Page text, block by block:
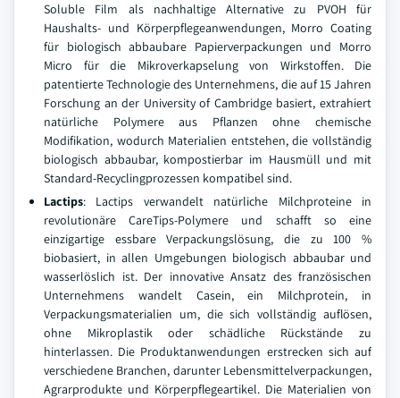
Soluble Film als nachhaltige Alternative zu PVOH für
Haushalts- und Körperpflegeanwendungen, Morro Coating
für biologisch abbaubare Papierverpackungen und Morro
Micro für die Mikroverkapselung von Wirkstoffen. Die
patentierte Technologie des Unternehmens, die auf 15 Jahren
Forschung an der University of Cambridge basiert, extrahiert
natürliche Polymere aus Pflanzen ohne chemische
Modifikation, wodurch Materialien entstehen, die vollständig
biologisch abbaubar, kompostierbar im Hausmüll und mit
Standard-Recyclingprozessen kompatibel sind.
Lactips: Lactips verwandelt natürliche Milchproteine in
revolutionäre CareTips-Polymere und schafft so eine
einzigartige essbare Verpackungslösung, die zu 100 %
biobasiert, in allen Umgebungen biologisch abbaubar und
wasserlöslich ist. Der innovative Ansatz des französischen
Unternehmens wandelt Casein, ein Milchprotein, in
Verpackungsmaterialien um, die sich vollständig auflösen,
ohne Mikroplastik oder schädliche Rückstände zu
hinterlassen. Die Produktanwendungen erstrecken sich auf
verschiedene Branchen, darunter Lebensmittelverpackungen,
Agrarprodukte und Körperpflegeartikel. Die Materialien von